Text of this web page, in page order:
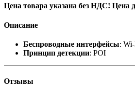
Цена товара указана без НДС! Цена
Описание
Беспроводные интерфейсы:
Принцип детекции: POI
Отзывы